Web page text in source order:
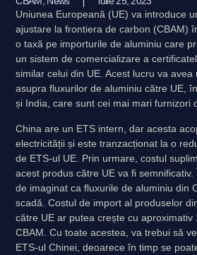
Uniunea Europeană (UE) va introduce
ajustare la frontiera de carbon (CBAM)
o taxă pe importurile de aluminiu care
un sistem de comercializare a
similar celui din UE. Acest lucru va
asupra fluxurilor de aluminiu către UE,
și India, care sunt cei mai mari furnizori
China are un ETS intern, dar acesta
electricității și este tranzacționat la o
de ETS-ul UE. Prin urmare, costul
acest produs către UE va fi
de imaginat ca fluxurile de aluminiu din
scadă. Costul de import al produselor
către UE ar putea crește cu aproximativ
CBAM. Cu toate acestea, va trebui să
ETS-ul Chinei, deoarece în timp se